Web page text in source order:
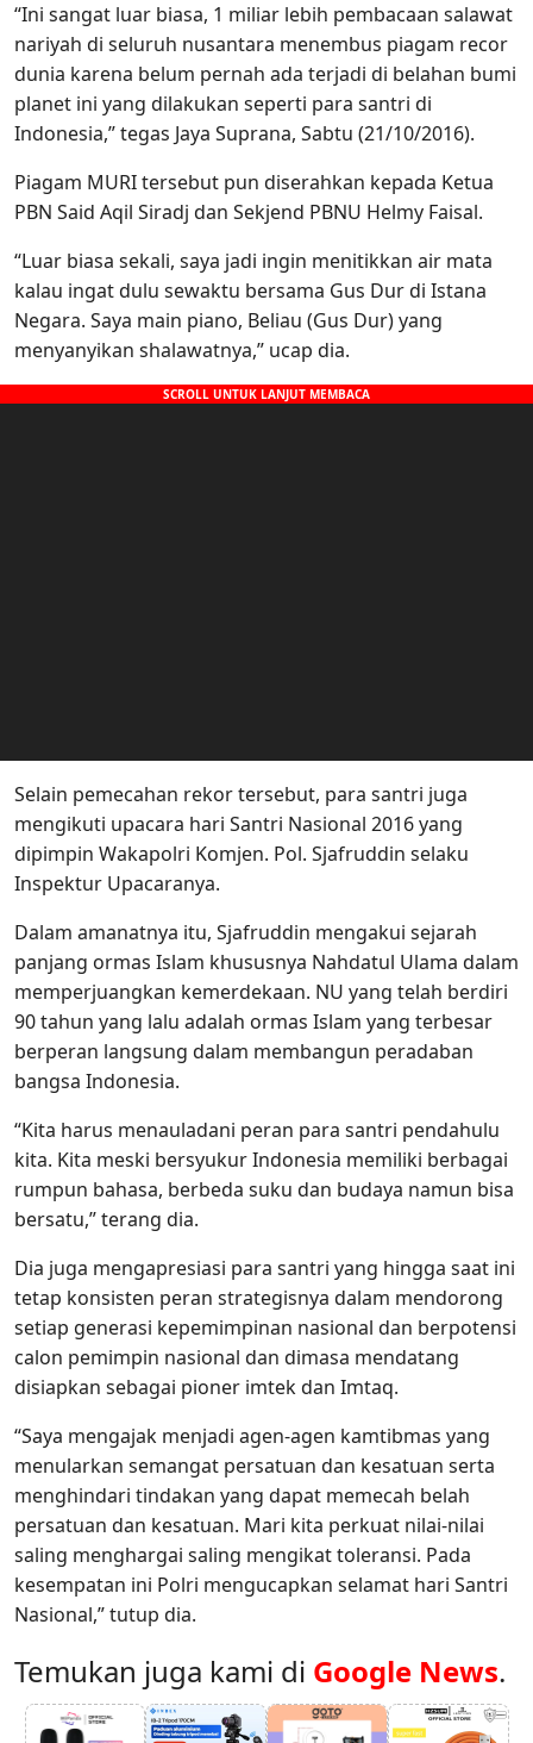
“Ini sangat luar biasa, 1 miliar lebih pembacaan salawat
nariyah di seluruh nusantara menembus piagam recor
dunia karena belum pernah ada terjadi di belahan bumi
planet ini yang dilakukan seperti para santri di
Indonesia‎,” tegas Jaya Suprana, Sabtu (21/10/2016).
‎Piagam MURI tersebut pun diserahkan ‎kepada Ketua
PBN Said Aqil Siradj dan Sekjend PBNU Helmy Faisal.
“‎Luar biasa sekali, saya jadi ingin menitikkan air mata
kalau ingat dulu sewaktu bersama Gus Dur di Istana
Negara. Saya main piano, Beliau (Gus Dur) yang
menyanyikan shalawatnya,” ucap dia.
Selain pemecahan rekor tersebut, para santri juga
mengikuti upacara hari Santri Nasional 2016 yang
dipimpin Wakapolri Komjen. Pol. Sjafruddin selaku
Inspektur Upacaranya.
Dalam amanatnya itu, Sjafruddin mengakui sejarah
panjang ormas Islam khususnya Nahdatul Ulama dalam
memperjuangkan kemerdekaan. NU yang telah berdiri
90 tahun yang lalu adalah ormas Islam yang terbesar
berperan langsung dalam membangun peradaban
bangsa Indonesia.
“Kita harus menauladani peran para santri pendahulu
kita. Kita meski bersyukur Indonesia memiliki berbagai
rumpun bahasa, berbeda suku dan budaya namun bisa
bersatu,” terang dia.
Dia juga mengapresiasi para santri yang hingga saat ini
tetap konsisten peran strategisnya dalam mendorong
setiap generasi kepemimpinan nasional dan berpotensi
calon pemimpin nasional dan dimasa mendatang
disiapkan sebagai pioner imtek dan Imtaq.
“Saya mengajak menjadi agen-agen kamtibmas yang
menularkan semangat persatuan dan kesatuan serta
menghindari tindakan yang dapat memecah belah
persatuan dan kesatuan. Mari kita perkuat nilai-nilai
saling menghargai saling mengikat toleransi. Pada
kesempatan ini Polri mengucapkan selamat hari Santri
Nasional,” tutup dia.
Temukan juga kami di Google News.